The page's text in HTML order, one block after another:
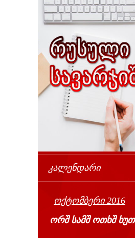
ᲙᲐᲚᲔᲜᲓᲐᲠᲘ
ᲝᲥᲢᲝᲛᲑᲔᲠᲘ 2016
ᲝᲠᲨ ᲡᲐᲛᲨ ᲝᲗᲮᲨ ᲮᲣᲗ